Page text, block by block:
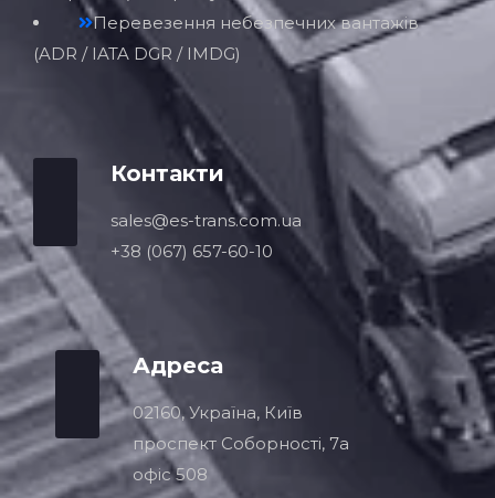
Контакти
sales@es-trans.com.ua
+38 (067) 657-60-10
02160, Україна, Київ
проспект Соборності, 7a
офіс 508